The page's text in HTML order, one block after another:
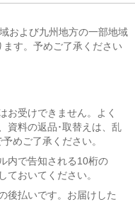
および九州地方の一部地域
す。予めご了承ください
お受けできません。よく
資料の返品･取替えは、乱
めご了承ください。
内で告知される10桁の
ておいてください。
後払いです。お届けした